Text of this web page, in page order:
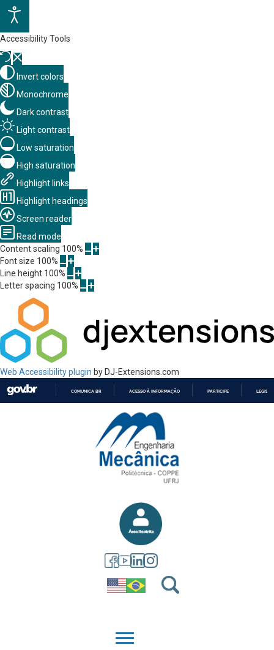
Accessibility Tools
Invert colors
Monochrome
Dark contrast
Light contrast
Low saturation
High saturation
Highlight links
Highlight headings
Screen reader
Read mode
Content scaling 100%
Font size 100%
Line height 100%
Letter spacing 100%
Web Accessibility plugin by DJ-Extensions.com
PARA
CONTEÚDO
COMUNICA BR ACESSO À INFORMAÇÃO PARTICIPE
QUEM SOMOS